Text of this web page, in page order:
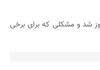
شد و مشکلی که برای برخی